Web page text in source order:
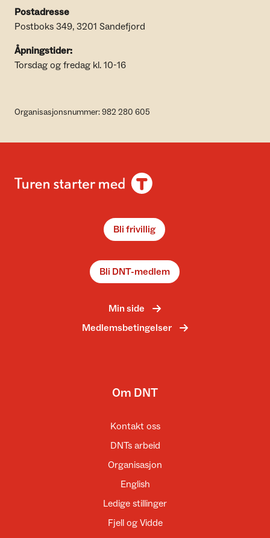
Postadresse
Postboks 349, 3201 Sandefjord
Åpningstider:
Torsdag og fredag kl. 10-16
Organisasjonsnummer: 982 280 605
Bli frivillig
Bli DNT-medlem
Min side
Medlemsbetingelser
Om DNT
Kontakt oss
DNTs arbeid
Organisasjon
English
Ledige stillinger
Fjell og Vidde